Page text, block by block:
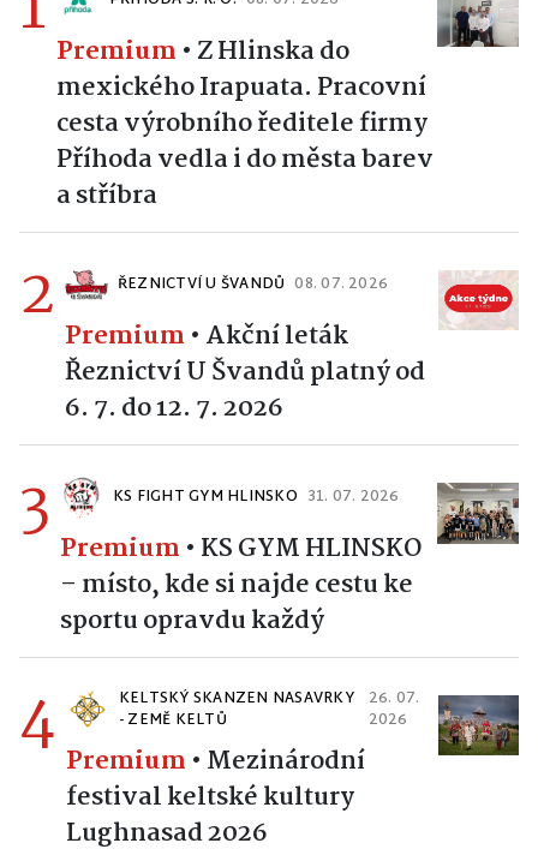
Premium • Z Hlinska do
mexického Irapuata. Pracovní
cesta výrobního ředitele firmy
Příhoda vedla i do města barev
a stříbra
2 ŘEZNICTVÍ U ŠVANDŮ 08. 07. 2026
Premium • Akční leták
Řeznictví U Švandů platný od
6. 7. do 12. 7. 2026
3 KS FIGHT GYM HLINSKO 31. 07. 2026
Premium • KS GYM HLINSKO
– místo, kde si najde cestu ke
sportu opravdu každý
4
KELTSKÝ SKANZEN NASAVRKY
- ZEMĚ KELTŮ
26. 07.
2026
Premium • Mezinárodní
festival keltské kultury
Lughnasad 2026